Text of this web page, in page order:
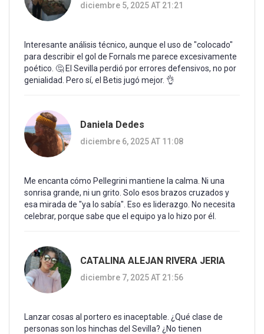
diciembre 5, 2025 AT 21:21
Interesante análisis técnico, aunque el uso de "colocado"
para describir el gol de Fornals me parece excesivamente
poético. 🤔 El Sevilla perdió por errores defensivos, no por
genialidad. Pero sí, el Betis jugó mejor. 👌
Daniela Dedes
diciembre 6, 2025 AT 11:08
Me encanta cómo Pellegrini mantiene la calma. Ni una
sonrisa grande, ni un grito. Solo esos brazos cruzados y
esa mirada de "ya lo sabía". Eso es liderazgo. No necesita
celebrar, porque sabe que el equipo ya lo hizo por él.
CATALINA ALEJAN RIVERA JERIA
diciembre 7, 2025 AT 21:56
Lanzar cosas al portero es inaceptable. ¿Qué clase de
personas son los hinchas del Sevilla? ¿No tienen